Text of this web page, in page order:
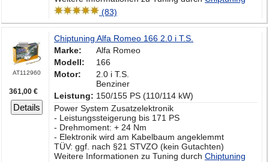
(83)
AT112960
361,00 €
Details
Chiptuning Alfa Romeo 166 2.0 i T.S.
Marke:
Alfa Romeo
Modell:
166
Motor:
2.0 i T.S.
Benziner
Leistung: 150/155 PS (110/114 kW)
Power System Zusatzelektronik
- Leistungssteigerung bis 171 PS
- Drehmoment: + 24 Nm
- Elektronik wird am Kabelbaum angeklemmt
TÜV: ggf. nach §21 STVZO (kein Gutachten)
Weitere Informationen zu Tuning durch Chiptuning